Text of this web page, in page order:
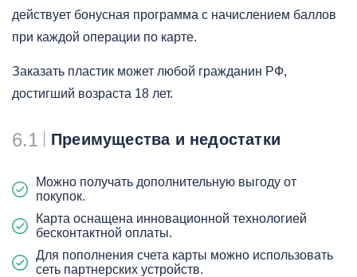
действует бонусная программа с начислением баллов
при каждой операции по карте.
Заказать пластик может любой гражданин РФ,
достигший возраста 18 лет.
6.1 Преимущества и недостатки
Можно получать дополнительную выгоду от
покупок.
Карта оснащена инновационной технологией
бесконтактной оплаты.
Для пополнения счета карты можно использовать
сеть партнерских устройств.